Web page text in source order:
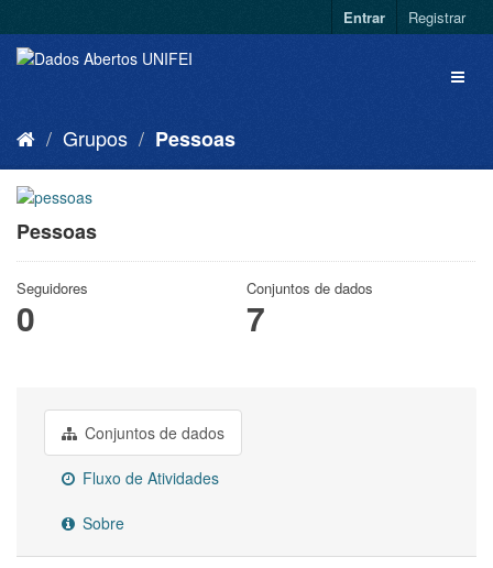
Entrar Registrar
Grupos Pessoas
Pessoas
Seguidores
0
Conjuntos de dados
7
Conjuntos de dados
Fluxo de Atividades
Sobre